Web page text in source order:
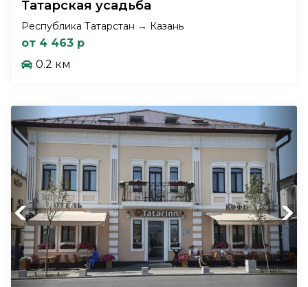
Татарская усадьба
Республика Татарстан → Казань
от 4 463 р
0.2 км
Previous Next